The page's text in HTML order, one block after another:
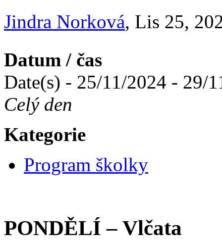
Jindra Norková, Lis 25,
Datum / čas
Date(s) - 25/11/2024 - 29/
Celý den
Kategorie
Program školky
PONDĚLÍ – Vlčata